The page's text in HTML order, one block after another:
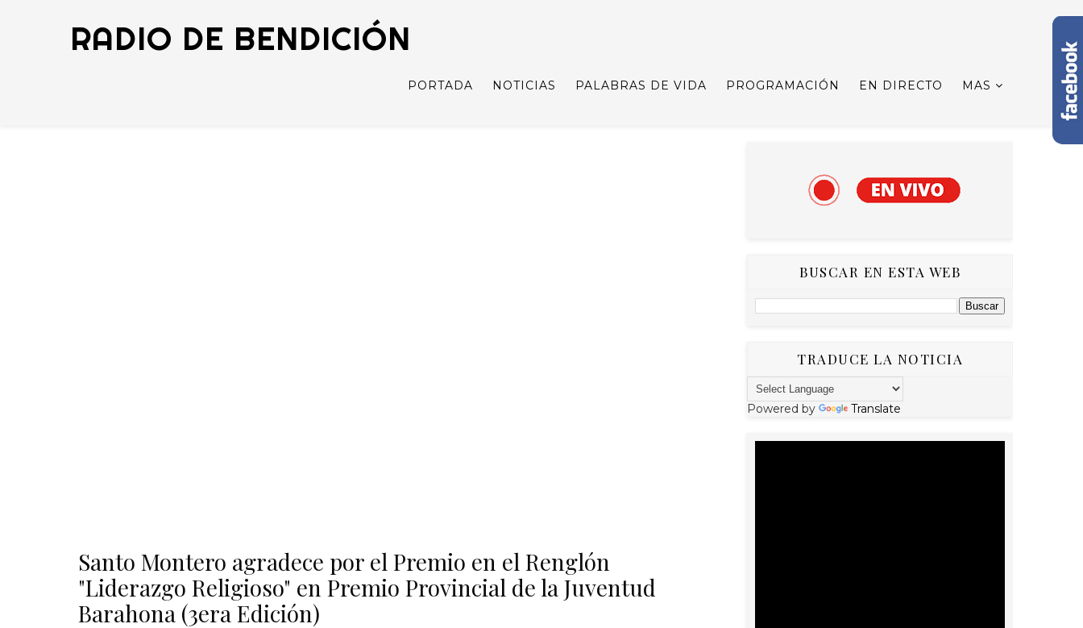
RADIO DE BENDICIÓN
PORTADA NOTICIAS PALABRAS DE VIDA PROGRAMACIÓN EN DIRECTO MAS
Santo Montero agradece por el Premio en el Renglón
"Liderazgo Religioso" en Premio Provincial de la Juventud
Barahona (3era Edición)
BUSCAR EN ESTA WEB
TRADUCE LA NOTICIA
Powered by Translate